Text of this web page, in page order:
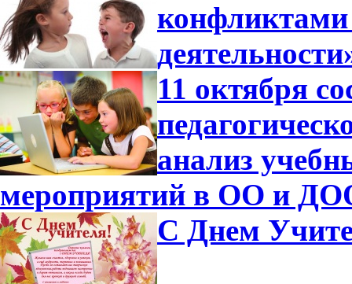
конфликтами
11 октября
анализ
мероприятий в ОО и
С Днем